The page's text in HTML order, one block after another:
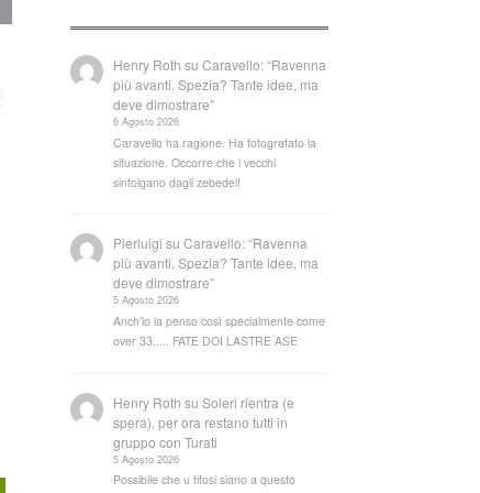
Henry Roth suCaravello: “Ravenna
più avanti. Spezia? Tante idee, ma
deve dimostrare”
6 Agosto 2026
Caravello ha ragione. Ha fotografato la
situazione. Occorre che i vecchi
sintolgano dagli zebedei!
Pierluigi suCaravello: “Ravenna
più avanti. Spezia? Tante idee, ma
deve dimostrare”
5 Agosto 2026
Anch'io la penso così specialmente come
over 33..... FATE DOI LASTRE ASE
Henry Roth suSoleri rientra (e
spera), per ora restano tutti in
gruppo con Turati
5 Agosto 2026
Possibile che u tifosi siano a questo